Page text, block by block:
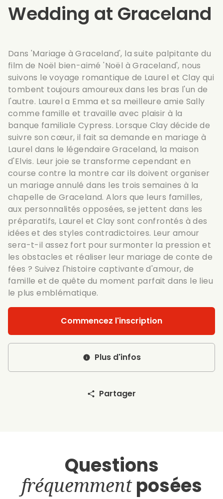
Wedding at Graceland
Dans 'Mariage à Graceland', la suite palpitante du
film de Noël bien-aimé 'Noël à Graceland', nous
suivons le voyage romantique de Laurel et Clay qui
tombent toujours amoureux dans les bras l'un de
l'autre. Laurel a Emma et sa meilleure amie Sally
comme famille et travaille avec plaisir à la
banque familiale Cypress. Lorsque Clay décide de
suivre son cœur, il fait sa demande en mariage à
Laurel dans le légendaire Graceland, la maison
d'Elvis. Leur joie se transforme cependant en
course contre la montre car ils doivent organiser
un mariage annulé dans les trois semaines à la
chapelle de Graceland. Alors que leurs familles,
aux personnalités opposées, se jettent dans les
préparatifs, Laurel et Clay sont confrontés à des
idées et des styles contradictoires. Leur amour
sera-t-il assez fort pour surmonter la pression et
les obstacles et réaliser leur mariage de conte de
fées ? Suivez l'histoire captivante d'amour, de
famille et de quête du moment parfait dans le lieu
le plus emblématique.
Commencez l'inscription
Plus d'infos
Partager
Questions
fréquemmentposées